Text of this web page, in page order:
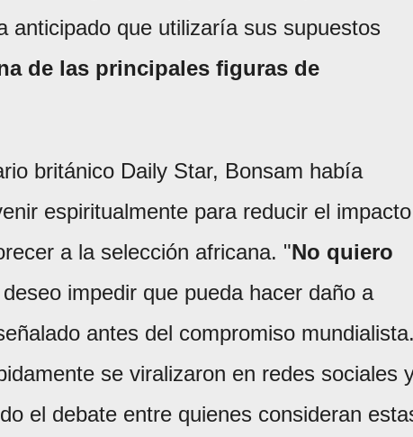
anticipado que utilizaría sus supuestos
de las principales figuras de
británico Daily Star, Bonsam había
espiritualmente para reducir el impacto
a la selección africana. "No quiero
impedir que pueda hacer daño a
antes del compromiso
se viralizaron en redes sociales
el debate entre quienes consideran